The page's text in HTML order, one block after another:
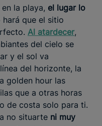
la playa, el lugar lo
que el sitio
Al atardecer,
del cielo se
y el sol va
del horizonte, la
golden hour las
que a otras horas
de costa solo para ti.
no situarte ni muy